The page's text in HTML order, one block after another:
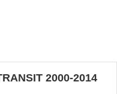
2000-2014